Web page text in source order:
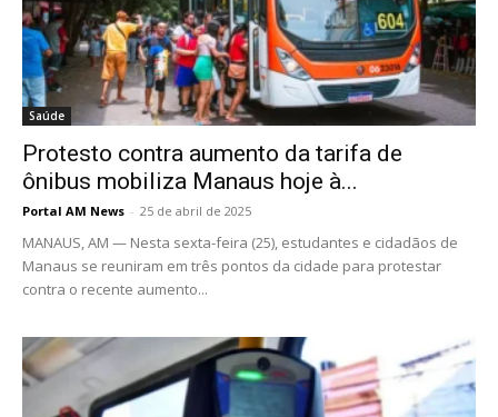
Saúde
Protesto contra aumento da tarifa de
ônibus mobiliza Manaus hoje à...
Portal AM News - 25 de abril de 2025
MANAUS, AM — Nesta sexta-feira (25), estudantes e cidadãos de
Manaus se reuniram em três pontos da cidade para protestar
contra o recente aumento...